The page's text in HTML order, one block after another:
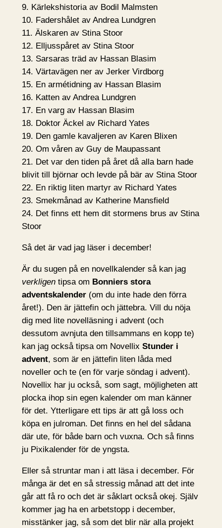
9. Kärlekshistoria av Bodil Malmsten
10. Fadershålet av Andrea Lundgren
11. Älskaren av Stina Stoor
12. Elljusspåret av Stina Stoor
13. Sarsaras träd av Hassan Blasim
14. Värtavägen ner av Jerker Virdborg
15. En armétidning av Hassan Blasim
16. Katten av Andrea Lundgren
17. En varg av Hassan Blasim
18. Doktor Äckel av Richard Yates
19. Den gamle kavaljeren av Karen Blixen
20. Om våren av Guy de Maupassant
21. Det var den tiden på året då alla barn hade
blivit till björnar och levde på bär av Stina Stoor
22. En riktig liten martyr av Richard Yates
23. Smekmånad av Katherine Mansfield
24. Det finns ett hem dit stormens brus av Stina
Stoor
Så det är vad jag läser i december!
Är du sugen på en novellkalender så kan jag
verkligentipsa om Bonniers stora
adventskalender(om du inte hade den förra
året!). Den är jättefin och jättebra. Vill du nöja
dig med lite novelläsning i advent (och
dessutom avnjuta den tillsammans en kopp te)
kan jag också tipsa om Novellix Stunder i
advent, som är en jättefin liten låda med
noveller och te (en för varje söndag i advent).
Novellix har ju också, som sagt, möjligheten att
plocka ihop sin egen kalender om man känner
för det. Ytterligare ett tips är att gå loss och
köpa en julroman. Det finns en hel del sådana
där ute, för både barn och vuxna. Och så finns
ju Pixikalender för de yngsta.
Eller så struntar man i att läsa i december. För
många är det en så stressig månad att det inte
går att få ro och det är såklart också okej. Själv
kommer jag ha en arbetstopp i december,
misstänker jag, så som det blir när alla projekt